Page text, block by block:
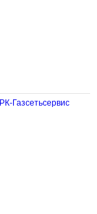
РК-Газсетьсервис